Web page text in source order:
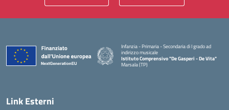
Infanzia - Primaria - Secondaria di I grado ad
indirizzo musicale
Istituto Comprensivo "De Gasperi - De Vita"
Marsala (TP)
Link Esterni